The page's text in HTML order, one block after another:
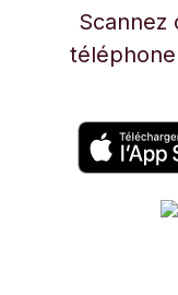
Scannez